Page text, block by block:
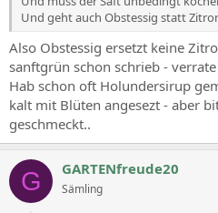
Und geht auch Obstessig statt
Also Obstessig ersetzt keine
sanftgrün schon schrieb -
Hab schon oft Holundersirup
kalt mit Blüten angesezt - aber
geschmeckt..
G GARTENfreude20
Sämling